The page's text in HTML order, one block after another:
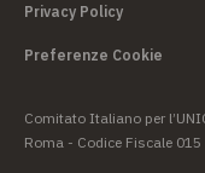
Privacy Policy
Preferenze Cookie
Comitato Italiano per
Roma - Codice Fiscale